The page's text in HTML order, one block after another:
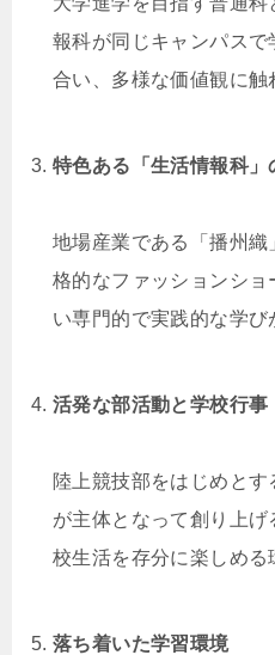
報科が同じキャンパス
合い、多様な価値観に触
特色ある「生活情報科」
地場産業である「播州
格的なファッションシ
い専門的で実践的な学び
活発な部活動と学校行事
陸上競技部をはじめと
が主体となって創り上
校生活を存分に楽しめる
落ち着いた学習環境